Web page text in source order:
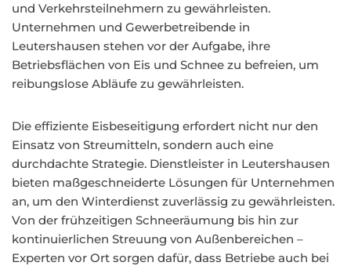
und Verkehrsteilnehmern zu gewährleisten.
Unternehmen und Gewerbetreibende in
Leutershausen stehen vor der Aufgabe, ihre
Betriebsflächen von Eis und Schnee zu befreien, um
reibungslose Abläufe zu gewährleisten.
Die effiziente Eisbeseitigung erfordert nicht nur den
Einsatz von Streumitteln, sondern auch eine
durchdachte Strategie. Dienstleister in Leutershausen
bieten maßgeschneiderte Lösungen für Unternehmen
an, um den Winterdienst zuverlässig zu gewährleisten.
Von der frühzeitigen Schneeräumung bis hin zur
kontinuierlichen Streuung von Außenbereichen –
Experten vor Ort sorgen dafür, dass Betriebe auch bei